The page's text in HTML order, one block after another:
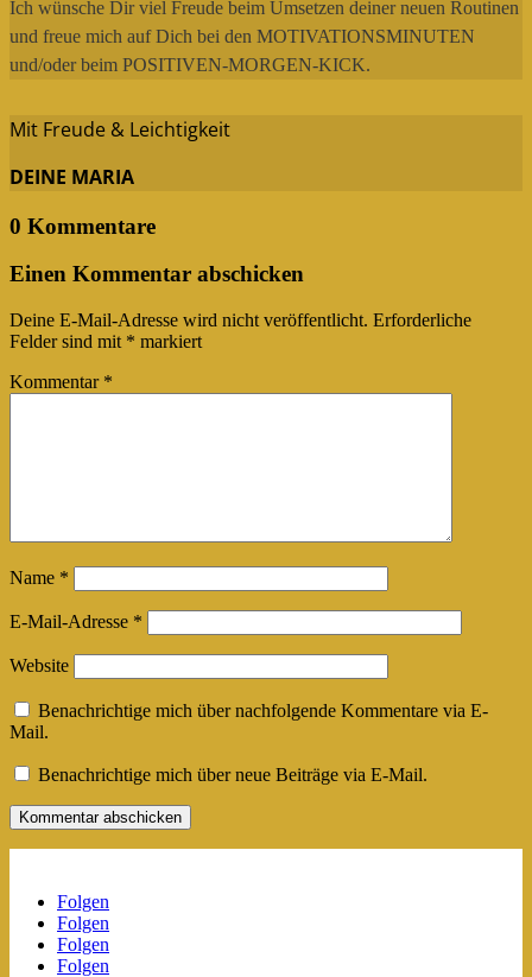
Ich wünsche Dir viel Freude beim Umsetzen deiner neuen Routinen
und freue mich auf Dich bei den MOTIVATIONSMINUTEN
und/oder beim POSITIVEN-MORGEN-KICK.
Mit Freude & Leichtigkeit
DEINE MARIA
0 Kommentare
Einen Kommentar abschicken
Deine E-Mail-Adresse wird nicht veröffentlicht. Erforderliche
Felder sind mit * markiert
Kommentar *
Name *
E-Mail-Adresse *
Website
Benachrichtige mich über nachfolgende Kommentare via E-
Mail.
Benachrichtige mich über neue Beiträge via E-Mail.
Kommentar abschicken
Folgen
Folgen
Folgen
Folgen